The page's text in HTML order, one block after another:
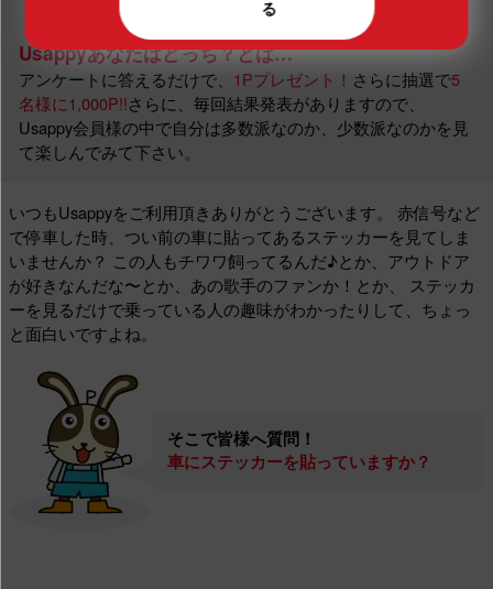
Usappyあなたはどっち？とは…
アンケートに答えるだけで、 1Pプレゼント！ さらに抽選で5
名様に1,000P!!さらに、毎回結果発表がありますので、
Usappy会員様の中で自分は多数派なのか、少数派なのかを見
て楽しんでみて下さい。
いつもUsappyをご利用頂きありがとうございます。
赤信号など
で停車した時、つい前の車に貼ってあるステッカーを見てしま
いませんか？ この人もチワワ飼ってるんだ♪とか、アウトドア
が好きなんだな〜とか、あの歌手のファンか！とか、 ステッカ
ーを見るだけで乗っている人の趣味がわかったりして、ちょっ
と面白いですよね。
そこで皆様へ質問！
車にステッカーを貼っていますか？